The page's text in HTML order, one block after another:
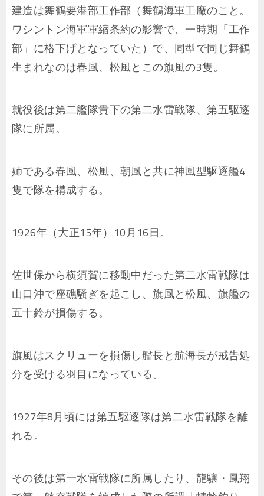
建造は舞鶴要港部工作部（舞鶴海軍工廠のこと。
ワシントン海軍軍縮条約の影響で、一時期「工作
部」に格下げとなっていた）で、同型で同じ舞鶴
生まれなのは春風、松風とこの旗風の3隻。
就役後は第二艦隊貴下の第二水雷戦隊、第五駆逐
隊に所属。
姉である春風、松風、朝風と共に神風型駆逐艦4
隻で隊を構成する。
1926年（大正15年）10月16日。
佐世保から横須賀に移動中だった第二水雷戦隊は
山口沖で座礁騒ぎを起こし、旗風と松風、旗艦の
五十鈴が損傷する。
旗風はスクリューを損傷し艦長と航海長が戒告処
分を受ける羽目になっている。
1927年8月頃には第五駆逐隊は第二水雷戦隊を離
れる。
その後は第一水雷戦隊に所属したり、龍驤・鳳翔